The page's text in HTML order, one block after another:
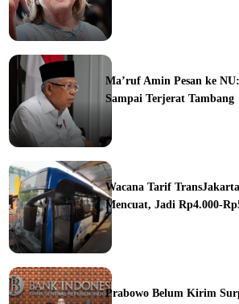
Ma’ruf Amin Pesan ke
Sampai Terjerat Tambang
Wacana Tarif
Mencuat, Jadi Rp4.000-
Prabowo Belum Kirim